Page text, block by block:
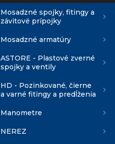
Mosadzné spojky, fitingy a
závitové prípojky
Mosadzné armatúry
ASTORE - Plastové zverné
spojky a ventily
HD - Pozinkované, čierne
a varné fitingy a predĺženia
Manometre
NEREZ